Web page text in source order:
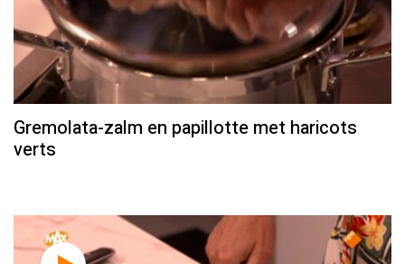
Gremolata-zalm en papillotte met haricots
verts